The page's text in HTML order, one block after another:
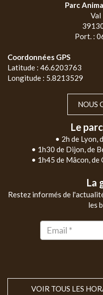
Parc
Val
Port. :
Coordonnées GPS
Latitude : 46.6203763
Longitude : 5.8213529
NOUS
Le
• 2h de Lyon,
• 1h30 de Dijon, de
• 1h45 de Mâcon, de
La
Restez informés de
les
VOIR TOUS LES